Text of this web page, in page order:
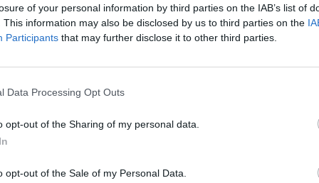
of your personal information by third parties on the IAB’s list of
This information may also be disclosed by us to third parties on the
Participants that may further disclose it to other third parties.
Data Processing Opt Outs
opt-out of the Sharing of my personal data.
opt-out of the Sale of my Personal Data.
αστικά κέντρα σήμαινε περιορισμένη
κάτοικοι νησιών και απομακρυσμένων
στη διάγνωση, ανάγκη